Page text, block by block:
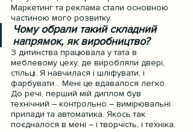
Маркетинг та реклама стали основною
частиною мого розвитку.
Чому обрали такий складний
напрямок, як виробництво?
З дитинства працювала у тата в
меблевому цеху, де виробляли двері,
стільці. Я навчилася і шліфувати, і
фарбувати… Мені це вдавалося легко.
До речі, перший мій диплом був
технічний – контрольно – вимірювальні
прилади та автоматика. Якось так
поєдналося в мені – і творчість, і техніка.